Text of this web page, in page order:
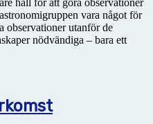
vara något för
utanför de
nödvändiga – bara ett